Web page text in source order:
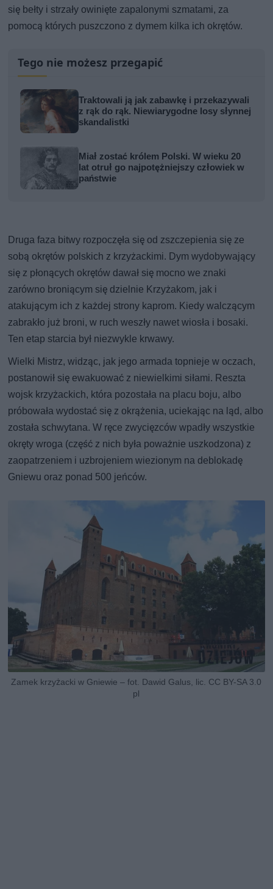
się bełty i strzały owinięte zapalonymi szmatami, za
pomocą których puszczono z dymem kilka ich okrętów.
Tego nie możesz przegapić
Traktowali ją jak zabawkę i przekazywali
z rąk do rąk. Niewiarygodne losy słynnej
skandalistki
Miał zostać królem Polski. W wieku 20
lat otruł go najpotężniejszy człowiek w
państwie
Druga faza bitwy rozpoczęła się od zszczepienia się ze
sobą okrętów polskich z krzyżackimi. Dym wydobywający
się z płonących okrętów dawał się mocno we znaki
zarówno broniącym się dzielnie Krzyżakom, jak i
atakującym ich z każdej strony kaprom. Kiedy walczącym
zabrakło już broni, w ruch weszły nawet wiosła i bosaki.
Ten etap starcia był niezwykle krwawy.
Wielki Mistrz, widząc, jak jego armada topnieje w oczach,
postanowił się ewakuować z niewielkimi siłami. Reszta
wojsk krzyżackich, która pozostała na placu boju, albo
próbowała wydostać się z okrążenia, uciekając na ląd, albo
została schwytana. W ręce zwycięzców wpadły wszystkie
okręty wroga (część z nich była poważnie uszkodzona) z
zaopatrzeniem i uzbrojeniem wiezionym na deblokadę
Gniewu oraz ponad 500 jeńców.
Zamek krzyżacki w Gniewie – fot. Dawid Galus, lic. CC BY-SA 3.0
pl